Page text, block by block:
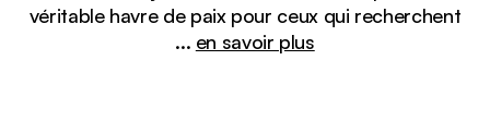
véritable havre de paix pour ceux qui recherchent
... en savoir plus